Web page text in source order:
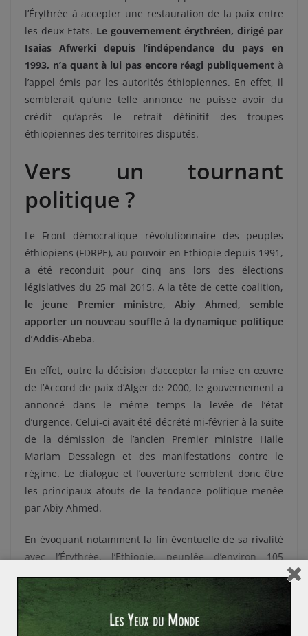
l’Érythrée à accepter une restauration de la paix entre
les deux Etats. Le gouvernement érythréen, dirigé par
Isaias Afwerki depuis l’indépendance du pays en
1993, n’a quant à lui pas encore réagi publiquement à
l’appel émis par les autorités éthiopiennes. En effet, il
semblerait qu’une telle annonce ne puisse avoir du
crédit qu’après le retrait définitif des troupes
éthiopiennes des territoires disputés.
Vers un tournant
politique ?
Le Front démocratique révolutionnaire des peuples
éthiopiens (FDRPE), au pouvoir en Ethiopie depuis 1991,
a été reconduit pour cinq ans lors des élections
législatives du 25 mai 2015. A la tête de cette coalition,
le jeune Premier ministre, Abiy Ahmed, semble
apporter un nouveau souffle à la dynamique politique
d’Addis-Abeba.
En effet, outre la décision d’accepter la mise en œuvre
de l’Accord de paix d’Alger de 2000, le gouvernement a
annoncé dans le même temps la levée de l’état
d’urgence. Celui-ci avait été décrété mi-février à la suite
de la démission de l’ancien Premier ministre Haile
Mariam Dessalegn et des manifestations contre le
régime. Le dialogue et l’ouverture semblent donc être
les principaux atouts de la tendance politique menée
par Abiy Ahmed.
En évoquant notamment la fin éventuelle de sa rivalité
avec l’Érythrée, l’Ethiopie, peuplée d’environ 105
millions d’habitants, doit par conséquent jouer un rôle
clé dans l’amélioration de la
situation sécuritaire en
Afrique de l’Est
. La porosité de sa frontière accrue par
le conflit au Soudan du sud fait cependant toujours